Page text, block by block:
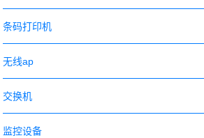
条码打印机
无线ap
交换机
监控设备